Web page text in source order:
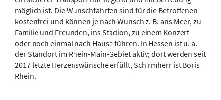
möglich ist. Die Wunschfahrten sind für die Betroffenen
kostenfrei und können je nach Wunsch z. B. ans Meer, zu
Familie und Freunden, ins Stadion, zu einem Konzert
oder noch einmal nach Hause führen. In Hessen ist u. a.
der Standort im Rhein-Main-Gebiet aktiv; dort werden seit
2017 letzte Herzenswünsche erfüllt, Schirmherr ist Boris
Rhein.